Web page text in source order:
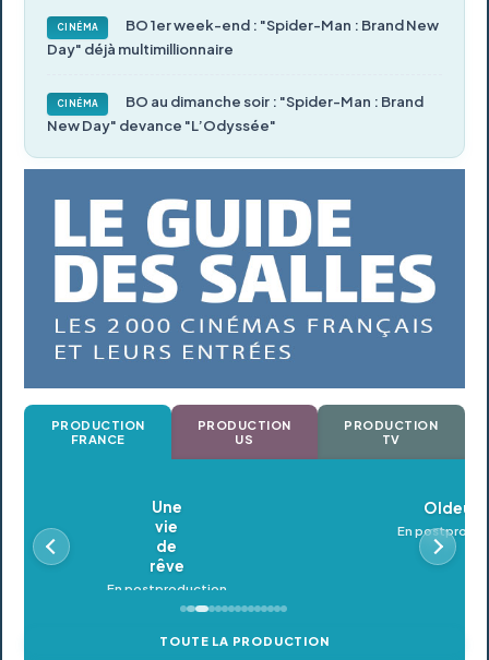
CINÉMA
BO 1er week-end : "Spider-Man : Brand New
Day" déjà multimillionnaire
CINÉMA
BO au dimanche soir : "Spider-Man : Brand
New Day" devance "L’Odyssée"
PRODUCTION
FRANCE
PRODUCTION
US
PRODUCTION
TV
Oldeupe
En postproduction
TOUTE LA PRODUCTION